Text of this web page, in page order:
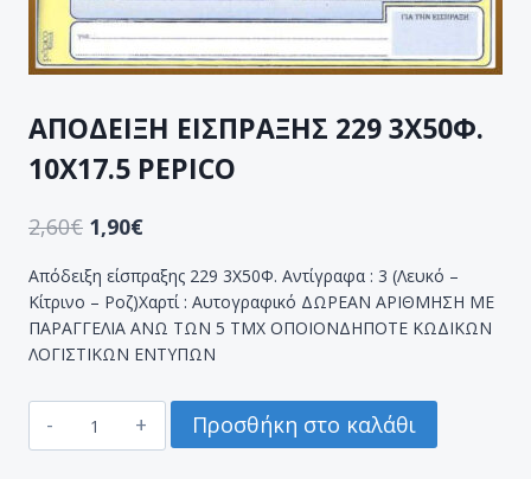
ΑΠΟΔΕΙΞΗ ΕΙΣΠΡΑΞΗΣ 229 3Χ50Φ.
10Χ17.5 PEPICO
2,60€ 1,90€
Απόδειξη είσπραξης 229 3Χ50Φ. Αντίγραφα : 3 (Λευκό –
Κίτρινο – Ροζ)Χαρτί : Αυτογραφικό ΔΩΡΕΑΝ ΑΡΙΘΜΗΣΗ ΜΕ
ΠΑΡΑΓΓΕΛΙΑ ΑΝΩ ΤΩΝ 5 ΤΜΧ ΟΠΟΙΟΝΔΗΠΟΤΕ ΚΩΔΙΚΩΝ
ΛΟΓΙΣΤΙΚΩΝ ΕΝΤΥΠΩΝ
ΕΙΣΠΡΑΞΗΣ
Προσθήκη στο καλάθι